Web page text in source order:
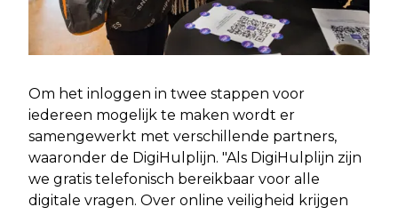
Om het inloggen in twee stappen voor
iedereen mogelijk te maken wordt er
samengewerkt met verschillende partners,
waaronder de DigiHulplijn. "Als DigiHulplijn zijn
we gratis telefonisch bereikbaar voor alle
digitale vragen. Over online veiligheid krijgen